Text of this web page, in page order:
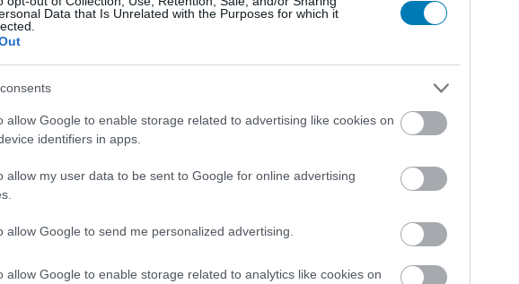
Data that Is Unrelated with the Purposes for which it
allow Google to enable storage related to advertising like cookies on
identifiers in apps.
allow my user data to be sent to Google for online advertising
allow Google to send me personalized advertising.
allow Google to enable storage related to analytics like cookies on
mint amit korábban megszoktunk a sorozattól, a
eddigi legérettebb formában. Nem arról van szó,
kapjuk, de egy démonirtásra, lootvadászatra és
meglepően erős érzelmi pillanatokkal dolgozik.
dzsungeles, mocsaras, Diablo II-nosztalgiára építő
szokatlanul világosnak hat. Skovos hellén jegyeket
terepei és a főváros, Temis központi szerepe
de szerencsére nem rontják el a Diablo
egy szépnek látszó, de belülről rohadó vidék, ahol a
a pompás tengerpart mögött ugyanaz a mocsok,
a szériától várunk. Temis ráadásul nem csak
utáni játék egyik legfontosabb központja is, ami
A korszak,
bármit